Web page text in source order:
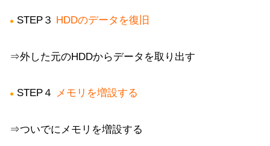
● STEP３ HDDのデータを復旧
⇒外した元のHDDからデータを取り出す
● STEP４ メモリを増設する
⇒ついでにメモリを増設する